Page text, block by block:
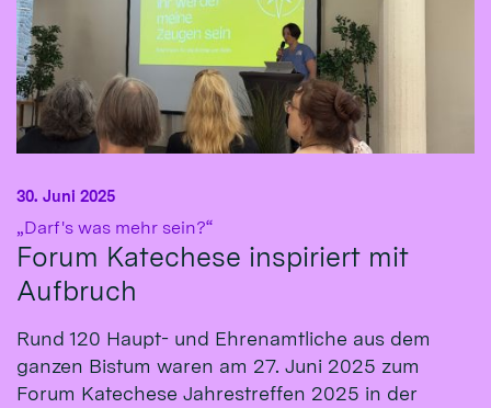
„Darf's was mehr sein?“
Forum Katechese inspiriert mit
Aufbruch
30. Juni 2025
Rund 120 Haupt- und Ehrenamtliche aus dem
ganzen Bistum waren am 27. Juni 2025 zum
Forum Katechese Jahrestreffen 2025 in der